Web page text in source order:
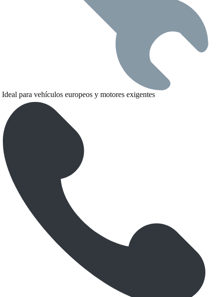
Ideal para vehículos europeos y motores exigentes